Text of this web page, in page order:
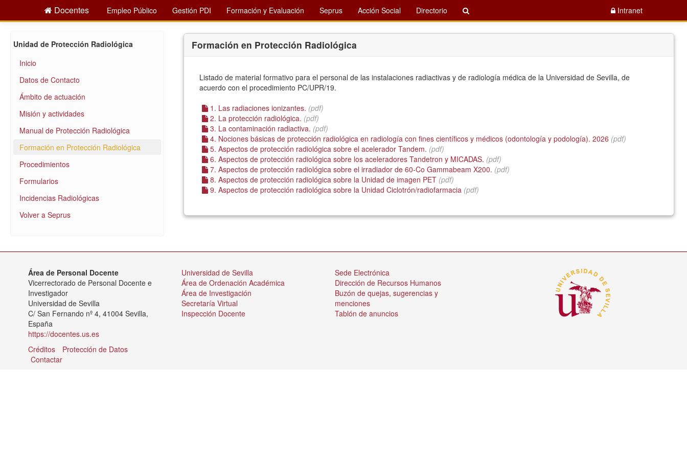
Docentes Intranet
Empleo Público Gestión PDI Formación y Evaluación Seprus Acción Social Directorio
Unidad de Protección Radiológica
Inicio
Datos de Contacto
Ámbito de actuación
Misión y actividades
Manual de Protección Radiológica
Formación en Protección Radiológica
Procedimientos
Formularios
Incidencias Radiológicas
Volver a Seprus
Formación en Protección Radiológica
Listado de material formativo para el personal de las instalaciones radiactivas y de radiología médica de la Universidad de Sevilla, de
acuerdo con el procedimiento PC/UPR/19.
1. Las radiaciones ionizantes. (pdf)
2. La protección radiológica. (pdf)
3. La contaminación radiactiva. (pdf)
4. Nociones básicas de protección radiológica en radiología con fines científicos y médicos (odontología y podología). 2026 (pdf)
5. Aspectos de protección radiológica sobre el acelerador Tandem. (pdf)
6. Aspectos de protección radiológica sobre los aceleradores Tandetron y MICADAS. (pdf)
7. Aspectos de protección radiológica sobre el irradiador de 60-Co Gammabeam X200. (pdf)
8. Aspectos de protección radiológica sobre la Unidad de imagen PET (pdf)
9. Aspectos de protección radiológica sobre la Unidad Ciclotrón/radiofarmacia (pdf)
Área de Personal Docente
Vicerrectorado de Personal Docente e
Investigador
Universidad de Sevilla
C/ San Fernando nº 4, 41004 Sevilla,
España
https://docentes.us.es
Créditos
Protección de Datos
Contactar
Universidad de Sevilla
Área de Ordenación Académica
Área de Investigación
Secretaría Virtual
Inspección Docente
Sede Electrónica
Dirección de Recursos Humanos
Buzón de quejas, sugerencias y
menciones
Tablón de anuncios